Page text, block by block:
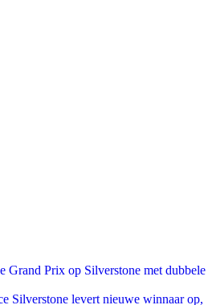
Grand Prix op Silverstone met dubbele
Silverstone levert nieuwe winnaar op,